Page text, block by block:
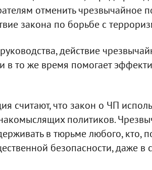
отменить чрезвычайное
закона по борьбе с
действие
в то же время помогает
считают, что закон о ЧП
политиков.
в тюрьме любого, кто,
безопасности, даже в